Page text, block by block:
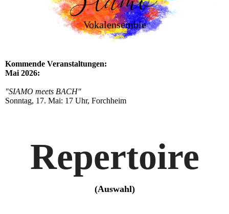
Vokalensemble
Kommende Veranstaltungen:
Mai 2026:
"SIAMO meets BACH"
Sonntag, 17. Mai: 17 Uhr, Forchheim
Repertoire
(Auswahl)